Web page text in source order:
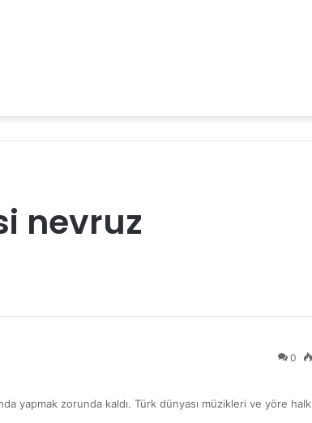
nevruz
0
yapmak zorunda kaldı. Türk dünyası müzikleri ve yöre halk